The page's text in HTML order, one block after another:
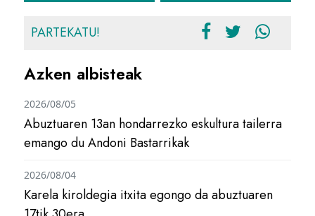
PARTEKATU!
Azken albisteak
Abuztuaren 13an hondarrezko eskultura tailerra
emango du Andoni Bastarrikak
2026/08/05
Karela kiroldegia itxita egongo da abuztuaren
2026/08/04